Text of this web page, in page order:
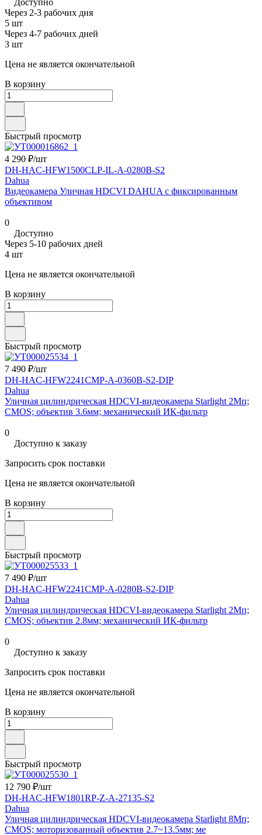
Через 2-3 рабочих дня
5 шт
Через 4-7 рабочих дней
3 шт
Цена не является окончательной
В корзину
Быстрый просмотр
4 290 ₽/шт
DH-HAC-HFW1500CLP-IL-A-0280B-S2
Dahua
Видеокамера Уличная HDCVI DAHUA с фиксированным
объективом
0
Доступно
Через 5-10 рабочих дней
4 шт
Цена не является окончательной
В корзину
Быстрый просмотр
7 490 ₽/шт
DH-HAC-HFW2241CMP-A-0360B-S2-DIP
Dahua
Уличная цилиндрическая HDCVI-видеокамера Starlight 2Mп;
CMOS; объектив 3.6мм; механический ИК-фильтр
0
Доступно к заказу
Запросить срок поставки
Цена не является окончательной
В корзину
Быстрый просмотр
7 490 ₽/шт
DH-HAC-HFW2241CMP-A-0280B-S2-DIP
Dahua
Уличная цилиндрическая HDCVI-видеокамера Starlight 2Mп;
CMOS; объектив 2.8мм; механический ИК-фильтр
0
Доступно к заказу
Запросить срок поставки
Цена не является окончательной
В корзину
Быстрый просмотр
12 790 ₽/шт
DH-HAC-HFW1801RP-Z-A-27135-S2
Dahua
Уличная цилиндрическая HDCVI-видеокамера Starlight 8Мп;
CMOS; моторизованный объектив 2.7~13.5мм; ме